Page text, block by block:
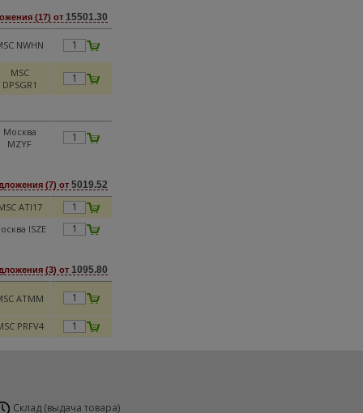
(17) от 15501.30
NWHN
MSC
DPSGR1
Москва
MZYF
(7) от 5019.52
ATI17
ISZE
(3) от 1095.80
ATMM
PRFV4
Склад (выдача товара)